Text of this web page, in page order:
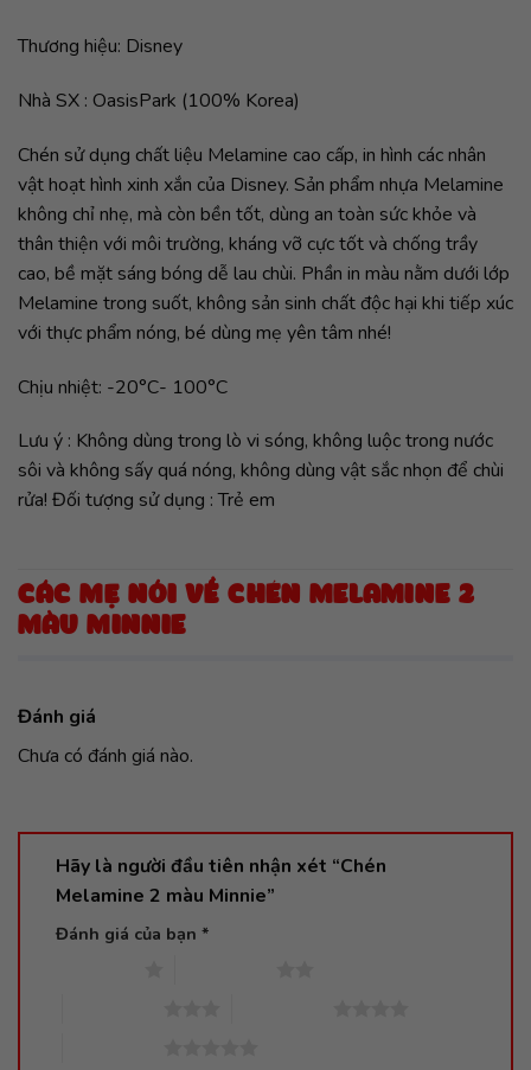
Thương hiệu: Disney
Nhà SX : OasisPark (100% Korea)
Chén sử dụng chất liệu Melamine cao cấp, in hình các nhân
vật hoạt hình xinh xắn của Disney. Sản phẩm nhựa Melamine
không chỉ nhẹ, mà còn bền tốt, dùng an toàn sức khỏe và
thân thiện với môi trường, kháng vỡ cực tốt và chống trầy
cao, bề mặt sáng bóng dễ lau chùi. Phần in màu nằm dưới lớp
Melamine trong suốt, không sản sinh chất độc hại khi tiếp xúc
với thực phẩm nóng, bé dùng mẹ yên tâm nhé!
Chịu nhiệt: -20°C- 100°C
Lưu ý : Không dùng trong lò vi sóng, không luộc trong nước
sôi và không sấy quá nóng, không dùng vật sắc nhọn để chùi
rửa! Đối tượng sử dụng : Trẻ em
CÁC MẸ NÓI VỀ CHÉN MELAMINE 2
MÀU MINNIE
Đánh giá
Chưa có đánh giá nào.
Hãy là người đầu tiên nhận xét “Chén
Melamine 2 màu Minnie”
Đánh giá của bạn *